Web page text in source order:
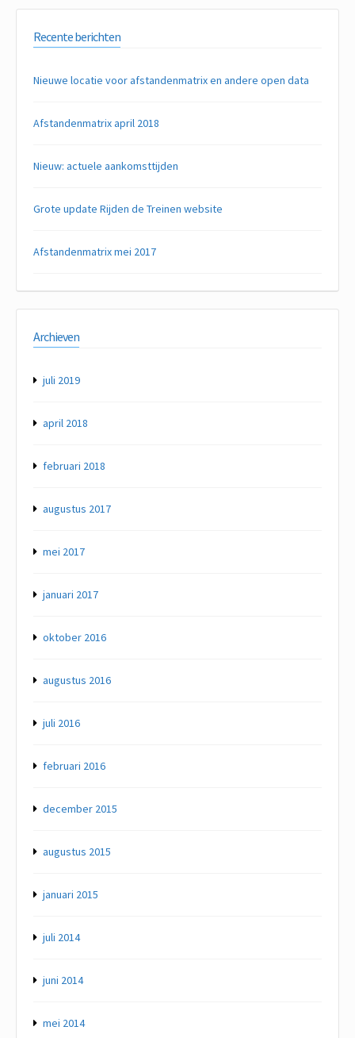
Recente berichten
Nieuwe locatie voor afstandenmatrix en andere open data
Afstandenmatrix april 2018
Nieuw: actuele aankomsttijden
Grote update Rijden de Treinen website
Afstandenmatrix mei 2017
Archieven
juli 2019
april 2018
februari 2018
augustus 2017
mei 2017
januari 2017
oktober 2016
augustus 2016
juli 2016
februari 2016
december 2015
augustus 2015
januari 2015
juli 2014
juni 2014
mei 2014